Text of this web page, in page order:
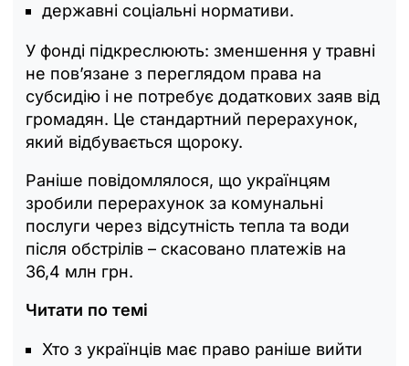
державні соціальні нормативи.
У фонді підкреслюють: зменшення у травні
не пов’язане з переглядом права на
субсидію і не потребує додаткових заяв від
громадян. Це стандартний перерахунок,
який відбувається щороку.
Раніше повідомлялося, що українцям
зробили перерахунок за комунальні
послуги через відсутність тепла та води
після обстрілів – скасовано платежів на
36,4 млн грн.
Читати по темі
Хто з українців має право раніше вийти